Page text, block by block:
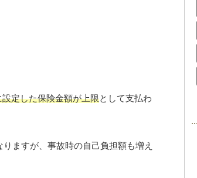
設定した保険金額が上限として支払わ
ますが、事故時の自己負担額も増え